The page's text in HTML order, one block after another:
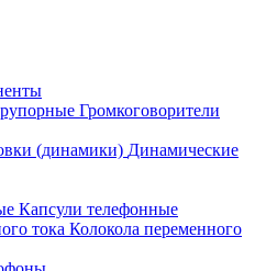
Громкоговорители
Динамические
Капсули телефонные
Колокола переменного